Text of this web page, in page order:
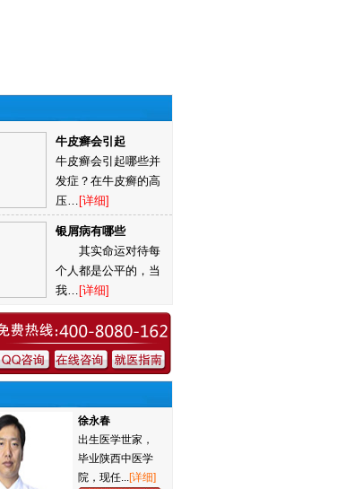
牛皮癣会引起
牛皮癣会引起哪些并
发症？在牛皮癣的高
压… [详细]
银屑病有哪些
其实命运对待每
个人都是公平的，当
我… [详细]
徐永春
出生医学世家，
毕业陕西中医学
院，现任...[详细]